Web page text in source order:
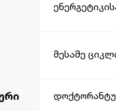
მესამე